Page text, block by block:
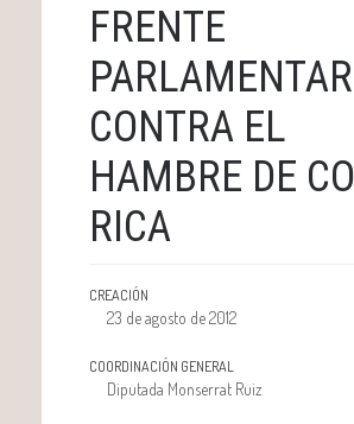
FRENTE
CONTRA EL
HAMBRE DE
RICA
CREACIÓN
23 de agosto de 2012
COORDINACIÓN GENERAL
Diputada Monserrat Ruiz